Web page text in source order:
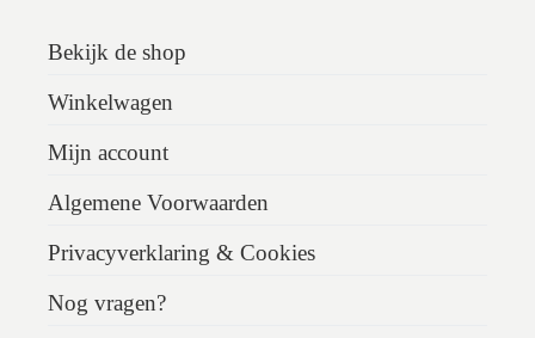
Bekijk de shop
Winkelwagen
Mijn account
Algemene Voorwaarden
Privacyverklaring & Cookies
Nog vragen?